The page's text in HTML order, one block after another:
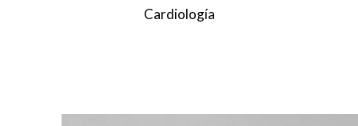
Cardiología